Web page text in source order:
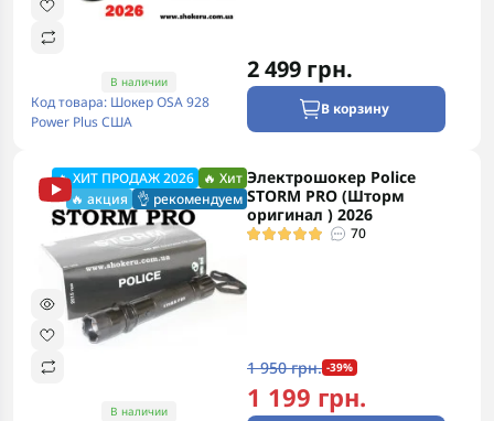
В наличии
Код товара: Шокер OSA 928
Power Plus США
2 499 грн.
В корзину
🔥 ХИТ ПРОДАЖ 2026 🔥 Хит
🔥 акция 👌 рекомендуем
В наличии
Электрошокер Police
STORM PRO (Шторм
оригинал ) 2026
70
1 950 грн. -39%
1 199 грн.